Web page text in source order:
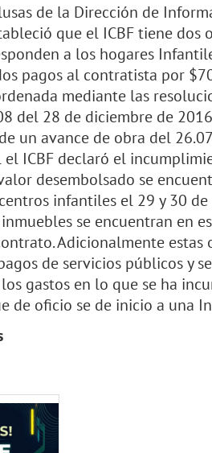
de la Dirección de
que el ICBF tiene dos
a los hogares
pagos al contratista por
mediante las
del 28 de diciembre de
un avance de obra del
ICBF declaró el
desembolsado se
infantiles el 29 y 30
se encuentran en
Adicionalmente estas
de servicios públicos y
gastos en lo que se ha
de oficio se de inicio a una